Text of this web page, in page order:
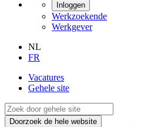
Inloggen
Werkzoekende
Werkgever
NL
FR
Vacatures
Gehele site